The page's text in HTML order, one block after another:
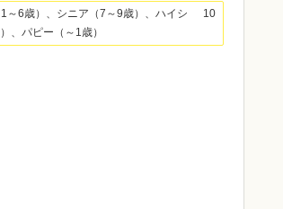
～6歳）、シニア（7～9歳）、ハイシ
、パピー（～1歳）
10